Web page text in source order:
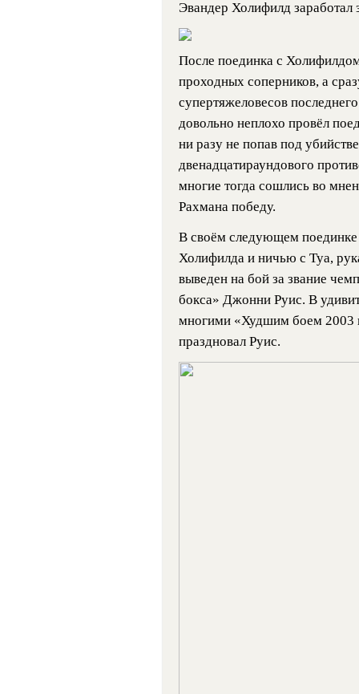
Эвандер Холифилд
После поединка с
проходных соперников, а
супертяжеловесов
довольно неплохо провёл
ни разу не попав под
двенадцатираундового
многие тогда сошлись во
Рахмана победу.
В своём следующем
Холифилда и ничью с Туа,
выведен на бой за звание
бокса» Джонни Руис. В
многими «Худшим боем 2003
праздновал Руис.